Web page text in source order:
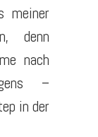
meiner
denn
nach
–
in der